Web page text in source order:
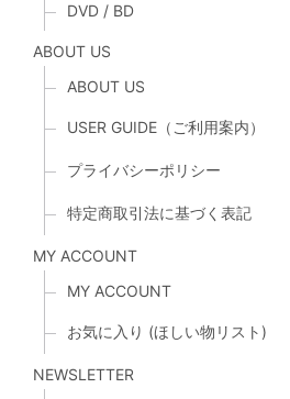
DVD / BD
ABOUT US
ABOUT US
USER GUIDE（ご利用案内）
プライバシーポリシー
特定商取引法に基づく表記
MY ACCOUNT
MY ACCOUNT
お気に入り (ほしい物リスト)
NEWSLETTER